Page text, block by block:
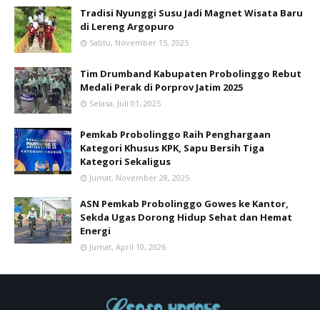
Tradisi Nyunggi Susu Jadi Magnet Wisata Baru
di Lereng Argopuro
Sabtu, November 15, 2025
Tim Drumband Kabupaten Probolinggo Rebut
Medali Perak di Porprov Jatim 2025
Selasa, Juli 01, 2025
Pemkab Probolinggo Raih Penghargaan
Kategori Khusus KPK, Sapu Bersih Tiga
Kategori Sekaligus
Jumat, November 28, 2025
ASN Pemkab Probolinggo Gowes ke Kantor,
Sekda Ugas Dorong Hidup Sehat dan Hemat
Energi
Jumat, April 10, 2026